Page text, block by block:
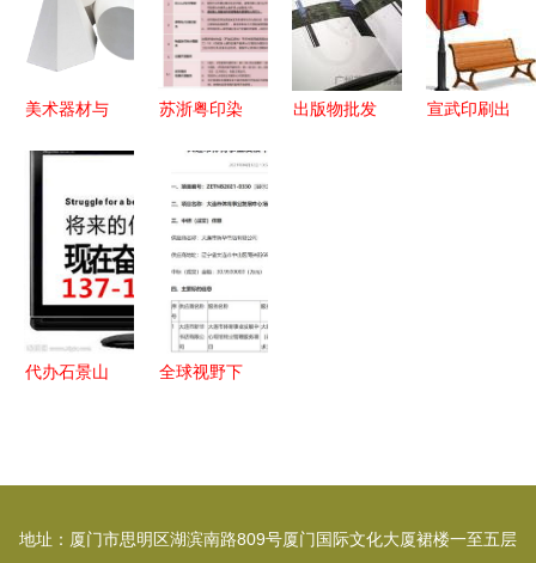
趣
美术器材与
描、油画、
水彩画、水
粉画画材批
发详解
苏浙粤印染
批发市场春
节放假安排
出炉，出版
物进口或受
影响
出版物批发
宣武印刷出
代办石景山
参考【含出
全球视野下
道
地址：厦门市思明区湖滨南路809号厦门国际文化大厦裙楼一至五层